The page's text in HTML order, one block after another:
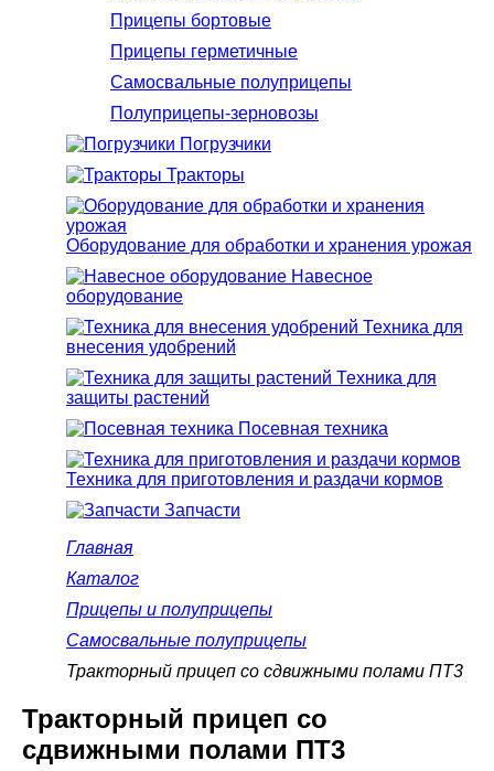
Прицепы бортовые
Прицепы герметичные
Самосвальные полуприцепы
Полуприцепы-зерновозы
Погрузчики
Тракторы
Оборудование для обработки и хранения урожая
Навесное
оборудование
Техника для
внесения удобрений
Техника для
защиты растений
Посевная техника
Техника для приготовления и раздачи кормов
Запчасти
Главная
Каталог
Прицепы и полуприцепы
Самосвальные полуприцепы
Тракторный прицеп со сдвижными полами ПТ3
Тракторный прицеп со
сдвижными полами ПТ3